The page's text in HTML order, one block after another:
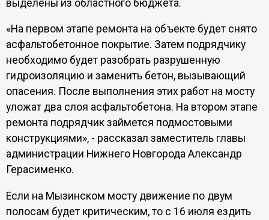
выделены из областного бюджета.
«На первом этапе ремонта на объекте будет снято
асфальтобетонное покрытие. Затем подрядчику
необходимо будет разобрать разрушенную
гидроизоляцию и заменить бетон, вызывающий
опасения. После выполнения этих работ на мосту
уложат два слоя асфальтобетона. На втором этапе
ремонта подрядчик займется подмостовыми
конструкциями», - рассказал заместитель главы
администрации Нижнего Новгорода Александр
Герасименко.
Если на Мызинском мосту движение по двум
полосам будет критическим, то с 16 июля ездить